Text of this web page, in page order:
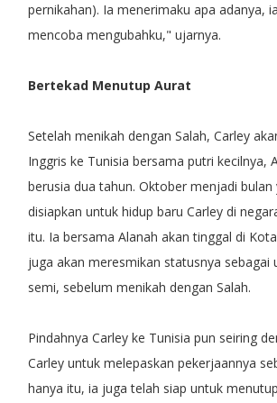
pernikahan). Ia menerimaku apa adanya,
mencoba mengubahku," ujarnya.
Bertekad Menutup Aurat
Setelah menikah dengan Salah, Carley
Inggris ke Tunisia bersama putri kecilnya,
berusia dua tahun. Oktober menjadi bulan
disiapkan untuk hidup baru Carley di
itu. Ia bersama Alanah akan tinggal di
juga akan meresmikan statusnya sebagai
semi, sebelum menikah dengan Salah.
Pindahnya Carley ke Tunisia pun seiring
Carley untuk melepaskan pekerjaannya
hanya itu, ia juga telah siap untuk